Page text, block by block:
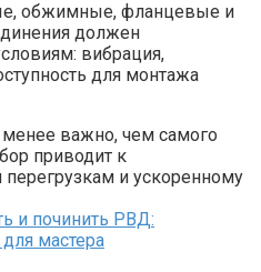
обжимные, фланцевые и
должен
вибрация,
для монтажа
менее важно, чем самого
приводит к
и ускоренному